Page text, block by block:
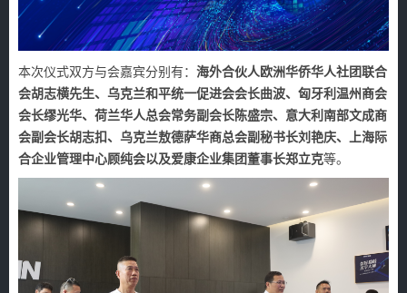
本次仪式双方与会嘉宾分别有： 海外合伙人欧洲华侨华人社团联合
会胡志横先生、乌克兰和平统一促进会会长曲波、匈牙利温州商会
会长缪光华、荷兰华人总会常务副会长陈盛宗、意大利南部文成商
会副会长胡志扣、乌克兰敖德萨华商总会副秘书长刘艳庆、上海际
合企业管理中心顾纯会以及爱康企业集团董事长郑立克等。